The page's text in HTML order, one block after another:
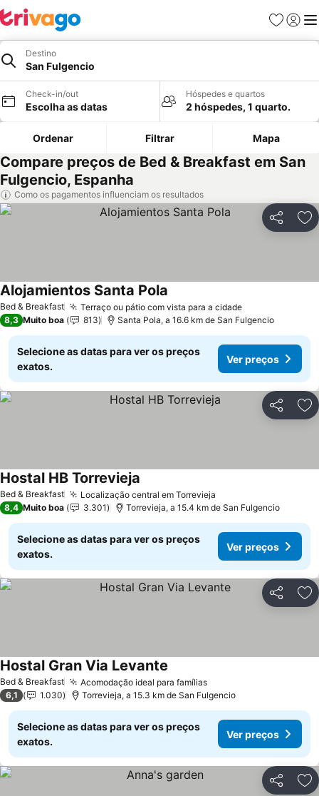
Favoritos
Iniciar
Destino
San Fulgencio
Check-in/out
Escolha as datas
Hóspedes e quartos
2 hóspedes, 1 quarto.
Ordenar Filtrar Mapa
Compare preços de Bed & Breakfast em San
Fulgencio, Espanha
Como os pagamentos influenciam os resultados
Partilhar
Bed & Breakfast Terraço ou pátio com vista para a cidadeVer preços
Alojamientos Santa Pola
8,3 Muito boa 813 Santa Pola, a 16.6 km de San Fulgencio
Selecione as datas para ver os preços
exatos.
Ver preços
Partilhar
Bed & Breakfast Localização central em Torrevieja
Hostal HB Torrevieja
8,4 Muito boa 3.301 Torrevieja, a 15.4 km de San Fulgencio
Selecione as datas para ver os preços
exatos.
Ver preços
Partilhar
Bed & Breakfast Acomodação ideal para famíliasVer preços
Hostal Gran Via Levante
6,1 1.030 Torrevieja, a 15.3 km de San Fulgencio
Selecione as datas para ver os preços
exatos.
Ver preços
Partilhar